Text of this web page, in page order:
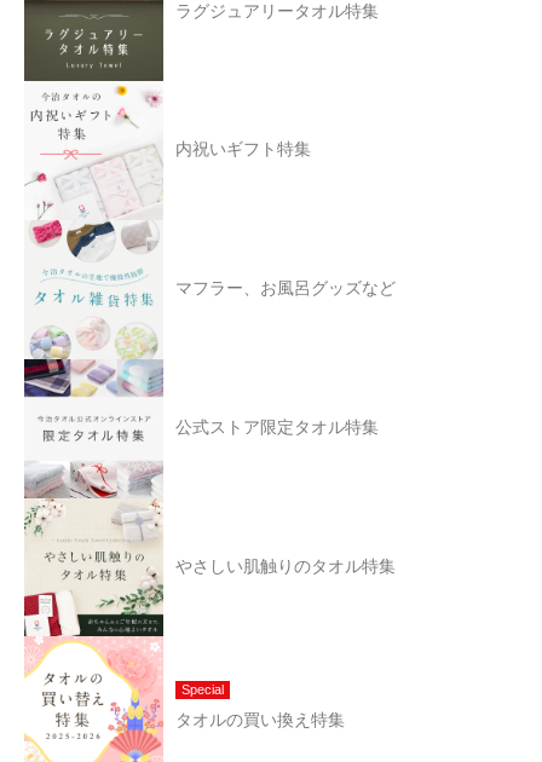
ラグジュアリータオル特集
内祝いギフト特集
マフラー、お風呂グッズなど
公式ストア限定タオル特集
やさしい肌触りのタオル特集
Special
タオルの買い換え特集